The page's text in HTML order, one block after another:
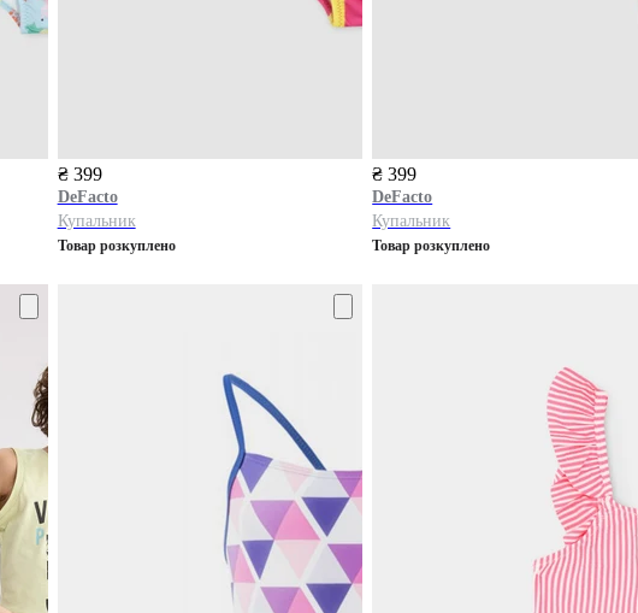
₴ 399
DeFacto
Купальник
Товар розкуплено
₴ 399
DeFacto
Купальник
Товар розкуплено